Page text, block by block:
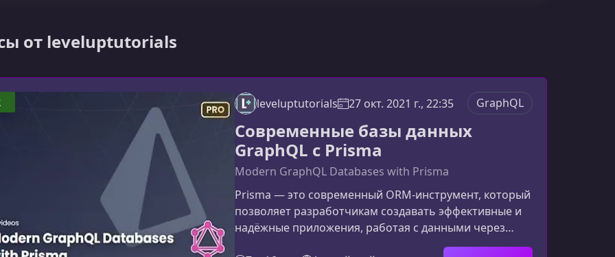
от leveluptutorials
leveluptutorials 27 окт. 2021 г., 22:35 GraphQL
Современные базы данных
GraphQL с Prisma
Modern GraphQL Databases with Prisma
Prisma — это современный ORM-инструмент, который
позволяет разработчикам создавать эффективные и
надёжные приложения, работая с данными через
удобный и безопасный слой. Если вы хотите